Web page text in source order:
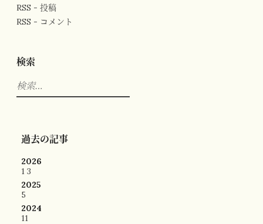
RSS - 投稿
RSS - コメント
検索
検
索:
過去の記事
2026
1 3
2025
5
2024
11